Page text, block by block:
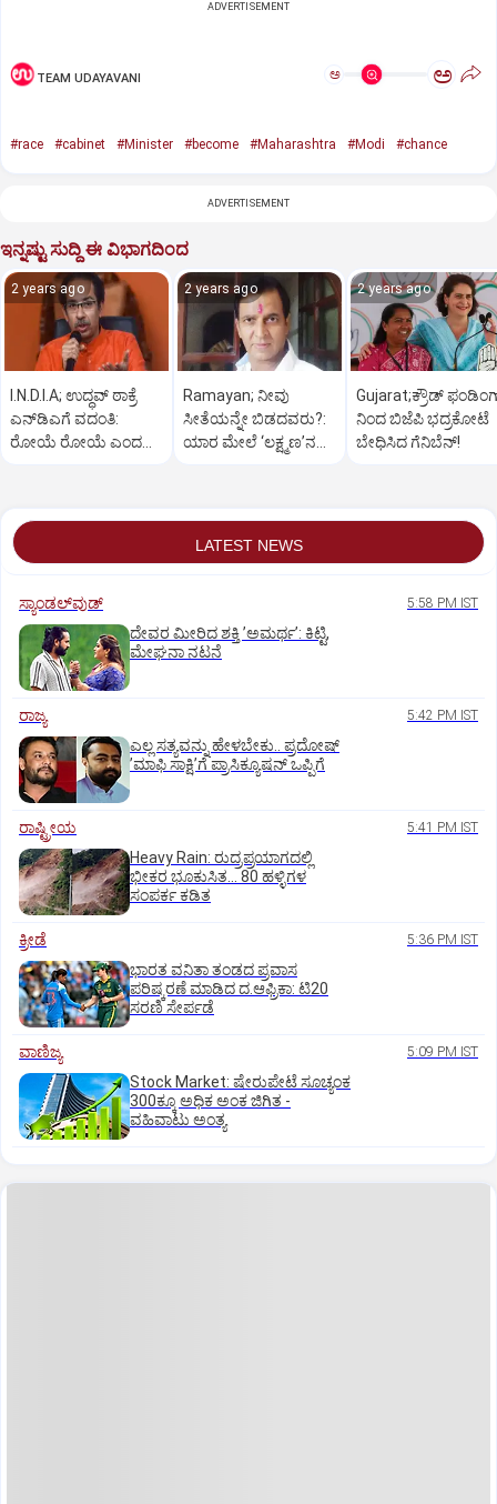
ADVERTISEMENT
TEAM UDAYAVANI ಅ ಅ
#race #cabinet #Minister #become #Maharashtra #Modi #chance
ADVERTISEMENT
ಇನ್ನಷ್ಟು ಸುದ್ದಿ ಈ ವಿಭಾಗದಿಂದ
2 years ago
I.N.D.I.A; ಉದ್ಧವ್‌ ಠಾಕ್ರೆ
ಎನ್‌ಡಿಎಗೆ ವದಂತಿ:
ರೋಯೆ ರೋಯೆ ಎಂದ
2 years ago
Ramayan; ನೀವು
ಸೀತೆಯನ್ನೇ ಬಿಡದವರು?:
ಯಾರ ಮೇಲೆ ‘ಲಕ್ಷ್ಮಣ’ನ
2 years ago
Gujarat;ಕ್ರೌಡ್‌
ನಿಂದ ಬಿಜೆಪಿ ಭದ್ರಕೋಟೆ
ಬೇಧಿಸಿದ ಗೆನಿಬೆನ್‌!
LATEST NEWS
ಸ್ಯಾಂಡಲ್‌ವುಡ್‌ 5:58 PM IST
ದೇವರ ಮೀರಿದ ಶಕ್ತಿ ʼಅಮರ್ಥʼ: ಕಿಟ್ಟಿ,
ಮೇಘನಾ ನಟನೆ
ರಾಜ್ಯ 5:42 PM IST
ಎಲ್ಲ ಸತ್ಯವನ್ನು ಹೇಳಬೇಕು.. ಪ್ರದೋಷ್‌
ʼಮಾಫಿ ಸಾಕ್ಷಿʼಗೆ ಪ್ರಾಸಿಕ್ಯೂಷನ್ ಒಪ್ಪಿಗೆ
ರಾಷ್ಟ್ರೀಯ 5:41 PM IST
Heavy Rain: ರುದ್ರಪ್ರಯಾಗದಲ್ಲಿ
ಭೀಕರ ಭೂಕುಸಿತ... 80 ಹಳ್ಳಿಗಳ
ಸಂಪರ್ಕ ಕಡಿತ
ಕ್ರೀಡೆ 5:36 PM IST
ಭಾರತ ವನಿತಾ ತಂಡದ ಪ್ರವಾಸ
ಪರಿಷ್ಕರಣೆ ಮಾಡಿದ ದ.ಆಫ್ರಿಕಾ: ಟಿ20
ಸರಣಿ ಸೇರ್ಪಡೆ
ವಾಣಿಜ್ಯ 5:09 PM IST
Stock Market: ಷೇರುಪೇಟೆ ಸೂಚ್ಯಂಕ
300ಕ್ಕೂ ಅಧಿಕ ಅಂಕ ಜಿಗಿತ -
ವಹಿವಾಟು ಅಂತ್ಯ